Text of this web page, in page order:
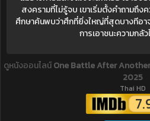
สงครามที่ไม่รู้จบ เขาเริ่มตั้งคำถามถึ
ศึกษาค้นพบว่าศึกที่ยิ่งใหญ่ที่สุดบางทีอา
การเอาชนะความกลั
ดูหนังออนไลน์One Battle After
2025
Thai HD